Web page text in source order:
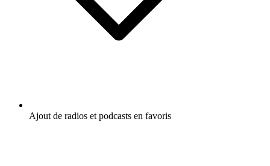
Ajout de radios et podcasts en favoris